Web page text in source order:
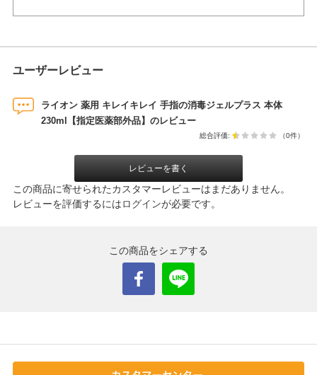
ユーザーレビュー
ライオン 薬用 キレイキレイ 手指の消毒ジェルプラス 本体
230ml【指定医薬部外品】のレビュー
総合評価: （0件）
レビューを書く
この商品に寄せられたカスタマーレビューはまだありません。
レビューを評価するにはログインが必要です。
この商品をシェアする